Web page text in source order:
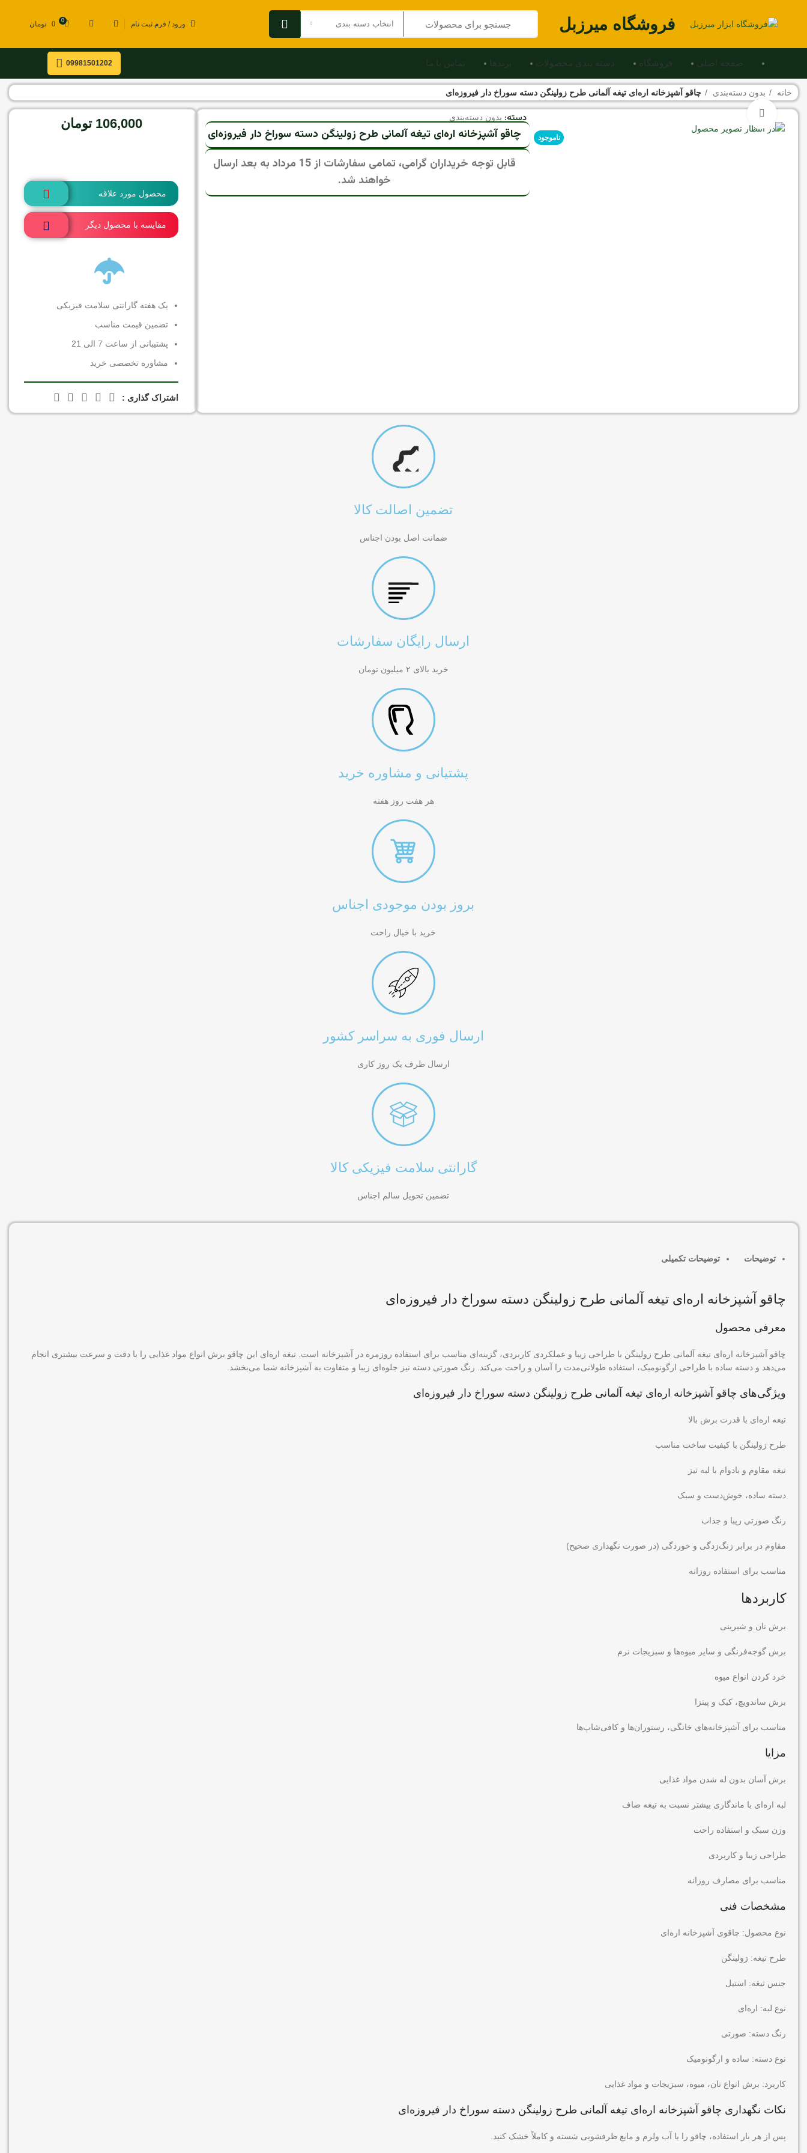
فروشگاه میرزبل انتخاب دسته بندی ورود / فرم ثبت نام 0
0 تومان
صفحه اصلی فروشگاه دسته بندی محصولات برندها تماس با ما 09981501202
خانه بدون دسته‌بندی چاقو آشپزخانه اره‌ای تیغه آلمانی طرح زولینگن دسته سوراخ دار فیروزه‌ای
ناموجود
دسته: بدون دسته‌بندی
چاقو آشپزخانه اره‌ای تیغه آلمانی طرح زولینگن دسته سوراخ دار فیروزه‌ای
قابل توجه خریداران گرامی، تمامی سفارشات از 15 مرداد به بعد ارسال
خواهند شد.
106,000 تومان
محصول مورد علاقه
مقایسه با محصول دیگر
یک هفته گارانتی سلامت فیزیکی
تضمین قیمت مناسب
پشتیبانی از ساعت 7 الی 21
مشاوره تخصصی خرید
اشتراک گذاری :
تضمین اصالت کالا
ضمانت اصل بودن اجناس
ارسال رایگان سفارشات
خرید بالای ۲ میلیون تومان
پشتیانی و مشاوره خرید
هر هفت روز هفته
بروز بودن موجودی اجناس
خرید با خیال راحت
ارسال فوری به سراسر کشور
ارسال ظرف یک روز کاری
گارانتی سلامت فیزیکی کالا
تضمین تحویل سالم اجناس
توضیحات توضیحات تکمیلی
چاقو آشپزخانه اره‌ای تیغه آلمانی طرح زولینگن دسته سوراخ دار فیروزه‌ای
معرفی محصول
چاقو آشپزخانه اره‌ای تیغه آلمانی طرح زولینگن با طراحی زیبا و عملکردی کاربردی، گزینه‌ای مناسب برای استفاده روزمره در آشپزخانه است. تیغه اره‌ای این چاقو برش انواع مواد غذایی را با دقت و سرعت بیشتری انجام
می‌دهد و دسته ساده با طراحی ارگونومیک، استفاده طولانی‌مدت را آسان و راحت می‌کند. رنگ صورتی دسته نیز جلوه‌ای زیبا و متفاوت به آشپزخانه شما می‌بخشد.
ویژگی‌های چاقو آشپزخانه اره‌ای تیغه آلمانی طرح زولینگن دسته سوراخ دار فیروزه‌ای
تیغه اره‌ای با قدرت برش بالا
طرح زولینگن با کیفیت ساخت مناسب
تیغه مقاوم و بادوام با لبه تیز
دسته ساده، خوش‌دست و سبک
رنگ صورتی زیبا و جذاب
مقاوم در برابر زنگ‌زدگی و خوردگی (در صورت نگهداری صحیح)
مناسب برای استفاده روزانه
کاربردها
برش نان و شیرینی
برش گوجه‌فرنگی و سایر میوه‌ها و سبزیجات نرم
خرد کردن انواع میوه
برش ساندویچ، کیک و پیتزا
مناسب برای آشپزخانه‌های خانگی، رستوران‌ها و کافی‌شاپ‌ها
مزایا
برش آسان بدون له شدن مواد غذایی
لبه اره‌ای با ماندگاری بیشتر نسبت به تیغه صاف
وزن سبک و استفاده راحت
طراحی زیبا و کاربردی
مناسب برای مصارف روزانه
مشخصات فنی
نوع محصول: چاقوی آشپزخانه اره‌ای
طرح تیغه: زولینگن
جنس تیغه: استیل
نوع لبه: اره‌ای
رنگ دسته: صورتی
نوع دسته: ساده و ارگونومیک
کاربرد: برش انواع نان، میوه، سبزیجات و مواد غذایی
نکات نگهداری چاقو آشپزخانه اره‌ای تیغه آلمانی طرح زولینگن دسته سوراخ دار فیروزه‌ای
پس از هر بار استفاده، چاقو را با آب ولرم و مایع ظرفشویی شسته و کاملاً خشک کنید.